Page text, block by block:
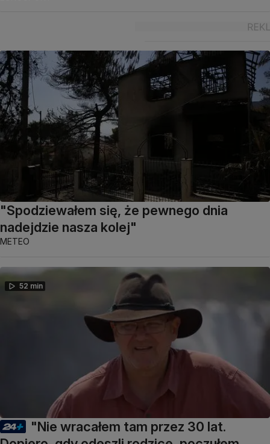
"Spodziewałem się, że pewnego dnia
nadejdzie nasza kolej"
METEO
52 min
"Nie wracałem tam przez 30 lat.